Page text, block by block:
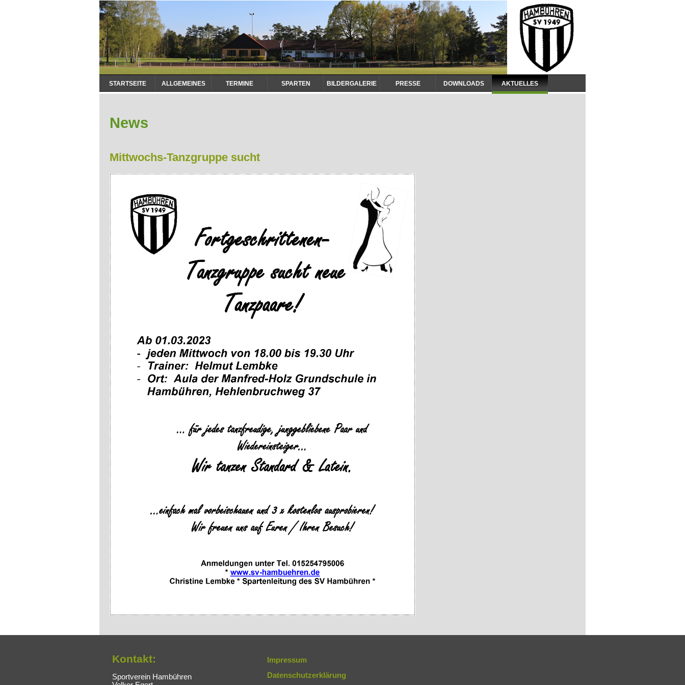
Navigation
überspringen
STARTSEITE ALLGEMEINES TERMINE SPARTEN BILDERGALERIE PRESSE DOWNLOADS AKTUELLES
News
Mittwochs-Tanzgruppe sucht
Kontakt:
Sportverein Hambühren
Impressum
Datenschutzerklärung